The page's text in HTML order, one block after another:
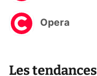
Opera
Les tendances